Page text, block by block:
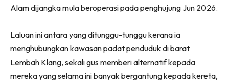
Alam dijangka mula beroperasi pada penghujung Jun 2026.
Laluan ini antara yang ditunggu-tunggu kerana ia
menghubungkan kawasan padat penduduk di barat
Lembah Klang, sekali gus memberi alternatif kepada
mereka yang selama ini banyak bergantung kepada kereta,